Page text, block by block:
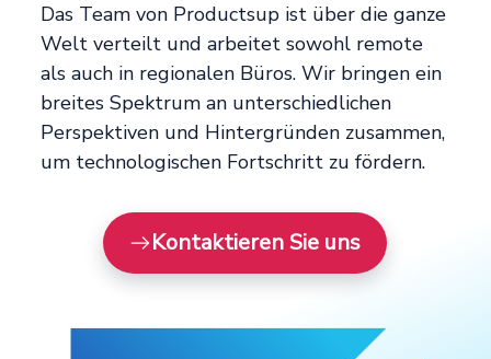
Das Team von Productsup ist über die ganze
Welt verteilt und arbeitet sowohl remote
als auch in regionalen Büros. Wir bringen ein
breites Spektrum an unterschiedlichen
Perspektiven und Hintergründen zusammen,
um technologischen Fortschritt zu fördern.
Kontaktieren Sie uns